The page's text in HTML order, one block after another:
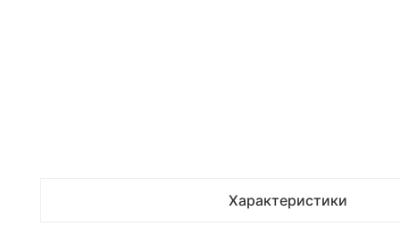
Характеристики